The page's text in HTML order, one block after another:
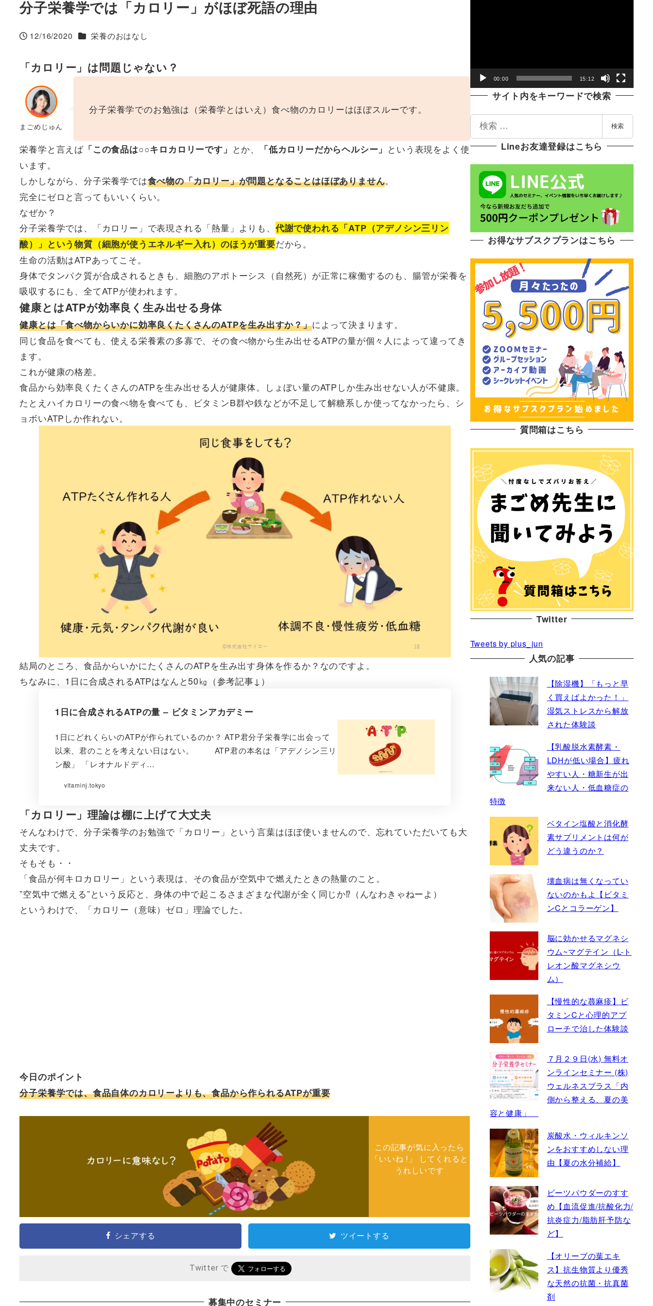
分子栄養学では「カロリー」がほぼ死語の理由
投稿日
12/16/2020 カテゴリー
栄養のおはなし
「カロリー」は問題じゃない？
まごめじゅん
分子栄養学でのお勉強は（栄養学とはいえ）食べ物のカロリーはほぼスルーです。
栄養学と言えば 「この食品は○○キロカロリーです」 とか、 「低カロリーだからヘルシー」 という表現をよく使
います。
しかしながら、分子栄養学では食べ物の「カロリー」が問題となることはほぼありません。
完全にゼロと言ってもいいくらい。
なぜか？
分子栄養学では、「カロリー」で表現される「熱量」よりも、代謝で使われる「ATP（アデノシン三リン
酸）」という物質（細胞が使うエネルギー入れ）のほうが重要だから。
生命の活動はATPあってこそ。
身体でタンパク質が合成されるときも、細胞のアポトーシス（自然死）が正常に稼働するのも、腸管が栄養を
吸収するにも、全てATPが使われます。
健康とはATPが効率良く生み出せる身体
健康とは「食べ物からいかに効率良くたくさんのATPを生み出すか？」によって決まります。
同じ食品を食べても、使える栄養素の多寡で、その食べ物から生み出せるATPの量が個々人によって違ってき
ます。
これが健康の格差。
食品から効率良くたくさんのATPを生み出せる人が健康体。しょぼい量のATPしか生み出せない人が不健康。
たとえハイカロリーの食べ物を食べても、ビタミンB群や鉄などが不足して解糖系しか使ってなかったら、シ
ョボいATPしか作れない。
結局のところ、食品からいかにたくさんのATPを生み出す身体を作るか？なのですよ。
ちなみに、1日に合成されるATPはなんと50㎏（参考記事↓）
1日に合成されるATPの量 – ビタミンアカデミー
1日にどれくらいのATPが作られているのか？ ATP君分子栄養学に出会って
以来、君のことを考えない日はない。 ATP君の本名は「アデノシン三リ
ン酸」 「レオナルドディ…
vitaminj.tokyo
「カロリー」理論は棚に上げて大丈夫
そんなわけで、分子栄養学のお勉強で「カロリー」という言葉はほぼ使いませんので、忘れていただいても大
丈夫です。
そもそも・・
「食品が何キロカロリー」という表現は、その食品が空気中で燃えたときの熱量のこと。
”空気中で燃える”という反応と、身体の中で起こるさまざまな代謝が全く同じか⁉（んなわきゃねーよ）
というわけで、「カロリー（意味）ゼロ」理論でした。
今日のポイント
分子栄養学では、食品自体のカロリーよりも、食品から作られるATPが重要
この記事が気に入ったら
「いいね !」 してくれると
うれしいです
シェアする ツイートする
Twitter で
募集中のセミナー
ヤ
00:00 15:12
サイト内をキーワードで検索
検
検索
Lineお友達登録はこちら
お得なサブスクプランはこちら
質問箱はこちら
Twitter
Tweets by plus_jun
人気の記事
【除湿機】「もっと早
く買えばよかった！」
湿気ストレスから解放
された体験談
【乳酸脱水素酵素・
LDHが低い場合】疲れ
やすい人・糖新生が出
来ない人・低血糖症の
特徴
ベタイン塩酸と消化酵
素サプリメントは何が
どう違うのか？
壊血病は無くなってい
ないのかもよ【ビタミ
ンCとコラーゲン】
脳に効かせるマグネシ
ウム~マグテイン（L-ト
レオン酸マグネシウ
ム）
【慢性的な蕁麻疹】ビ
タミンCと心理的アプ
ローチで治した体験談
７月２９日(水) 無料オ
ンラインセミナー (株)
ウェルネスプラス「内
側から整える、夏の美
容と健康」
炭酸水・ウィルキンソ
ンをおすすめしない理
由【夏の水分補給】
ビーツパウダーのすす
め【血流促進/抗酸化力/
抗炎症力/脂肪肝予防な
ど】
【オリーブの葉エキ
ス】抗生物質より優秀
な天然の抗菌・抗真菌
剤